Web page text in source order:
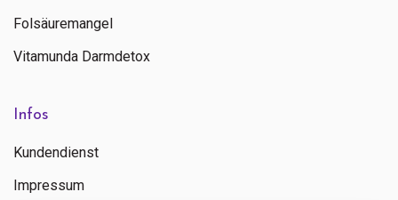
Folsäuremangel
Vitamunda Darmdetox
Infos
Kundendienst
Impressum